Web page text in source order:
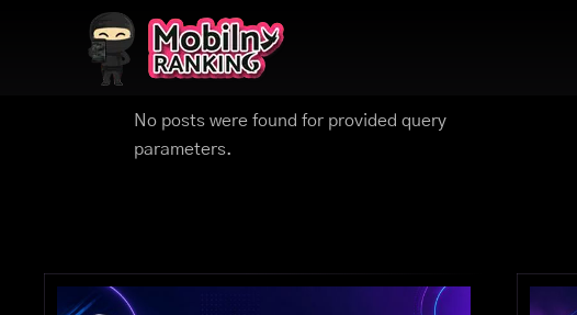
No posts were found for provided query
parameters.